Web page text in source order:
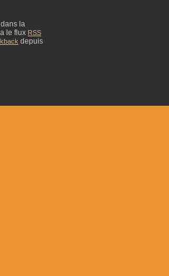
la
le flux RSS
depuis